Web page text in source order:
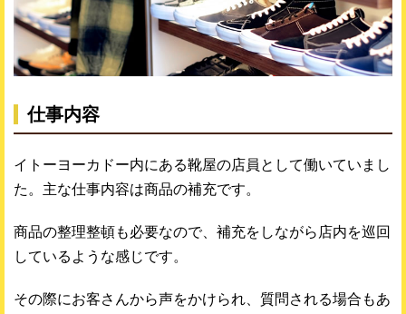
仕事内容
イトーヨーカドー内にある靴屋の店員として働いていまし
た。主な仕事内容は商品の補充です。
商品の整理整頓も必要なので、補充をしながら店内を巡回
しているような感じです。
その際にお客さんから声をかけられ、質問される場合もあ